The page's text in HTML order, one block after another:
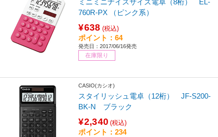
ミニミニナイスサイズ電卓（8桁） EL-
760R-PX （ピンク系）
¥638 (税込)
ポイント：64
発売日：2017/06/16発売
在庫限り
CASIO(カシオ)
スタイリッシュ電卓（12桁） JF-S200-
BK-N ブラック
¥2,340 (税込)
ポイント：234